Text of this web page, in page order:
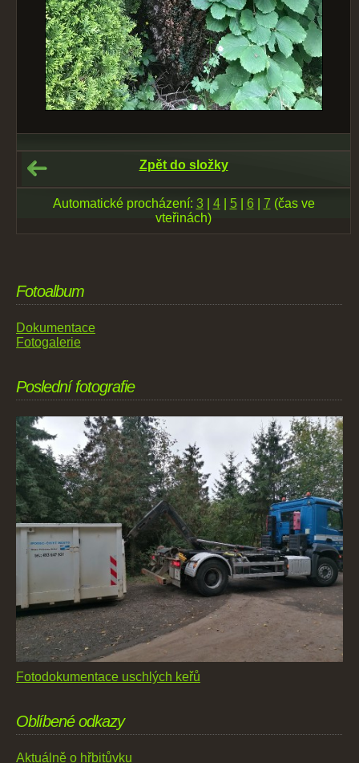
Zpět do složky
Automatické procházení: 3| 4| 5| 6| 7 (čas ve
vteřinách)
Fotoalbum
Dokumentace
Fotogalerie
Poslední fotografie
Fotodokumentace uschlých keřů
Oblíbené odkazy
Aktuálně o hřbitůvku